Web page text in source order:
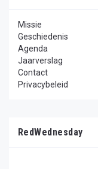
Missie
Geschiedenis
Agenda
Jaarverslag
Contact
Privacybeleid
RedWednesday